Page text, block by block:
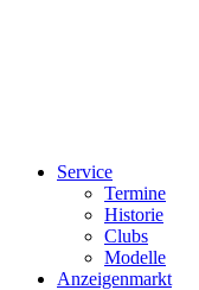
Service
Termine
Historie
Clubs
Modelle
Anzeigenmarkt